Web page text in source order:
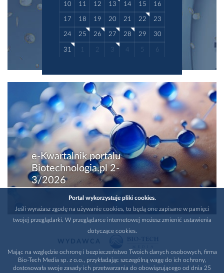
10 11 12 13 14 15 16
17 18 19 20 21 22 23
24 25 26 27 28 29 30
31 1 2 3 4 5 6
e-Kwartalnik portalu
Biotechnologia.pl 2-
3/2026
Portal wykorzystuje pliki cookies.
Jeśli wyrażasz zgodę na używanie cookies, to będą one zapisane w pamięci
twojej przeglądarki. W przeglądarce internetowej możesz zmienić ustawienia
dotyczące cookies.
Mając na względzie ochronę i bezpieczeństwo Twoich danych osobowych, firma
Bio-Tech Media sp. z o.o., przykładając szczególną wagę do ich ochrony,
dostosowała swoje zasady ich przetwarzania do obowiązującego od dnia 25